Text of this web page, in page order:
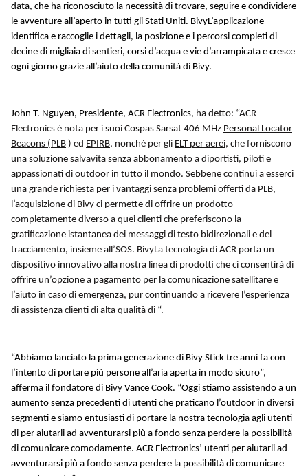
data, che ha riconosciuto la necessità di trovare, seguire e condividere
le avventure all’aperto in tutti gli Stati Uniti. BivyL’applicazione
identifica e raccoglie i dettagli, la posizione e i percorsi completi di
decine di migliaia di sentieri, corsi d’acqua e vie d’arrampicata e cresce
ogni giorno grazie all’aiuto della comunità di Bivy.
John T. Nguyen, Presidente, ACR Electronics, ha detto: “ACR
Electronics è nota per i suoi Cospas Sarsat 406 MHz Personal Locator
Beacons (PLB ) ed EPIRB, nonché per gli ELT per aerei, che forniscono
una soluzione salvavita senza abbonamento a diportisti, piloti e
appassionati di outdoor in tutto il mondo. Sebbene continui a esserci
una grande richiesta per i vantaggi senza problemi offerti da PLB,
l’acquisizione di Bivy ci permette di offrire un prodotto
completamente diverso a quei clienti che preferiscono la
gratificazione istantanea dei messaggi di testo bidirezionali e del
tracciamento, insieme all’SOS. BivyLa tecnologia di ACR porta un
dispositivo innovativo alla nostra linea di prodotti che ci consentirà di
offrire un’opzione a pagamento per la comunicazione satellitare e
l’aiuto in caso di emergenza, pur continuando a ricevere l’esperienza
di assistenza clienti di alta qualità di “.
“Abbiamo lanciato la prima generazione di Bivy Stick tre anni fa con
l’intento di portare più persone all’aria aperta in modo sicuro”,
afferma il fondatore di Bivy Vance Cook. “Oggi stiamo assistendo a un
aumento senza precedenti di utenti che praticano l’outdoor in diversi
segmenti e siamo entusiasti di portare la nostra tecnologia agli utenti
di per aiutarli ad avventurarsi più a fondo senza perdere la possibilità
di comunicare comodamente. ACR Electronics’ utenti per aiutarli ad
avventurarsi più a fondo senza perdere la possibilità di comunicare